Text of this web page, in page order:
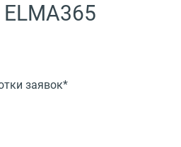
заявок*